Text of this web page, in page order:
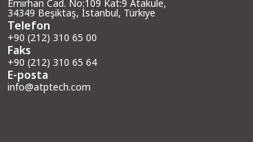
Emirhan Cad. No:109 Kat:9 Atakule,
34349 Beşiktaş, İstanbul, Türkiye
Telefon
+90 (212) 310 65 00
Faks
+90 (212) 310 65 64
E-posta
info@atptech.com